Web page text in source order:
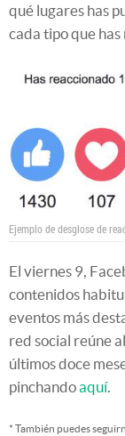
qué lugares has
cada tipo que
Ejemplo de desglose de
El viernes 9,
contenidos
eventos más
red social reúne
últimos doce
pinchandoaquí.
* También puedes